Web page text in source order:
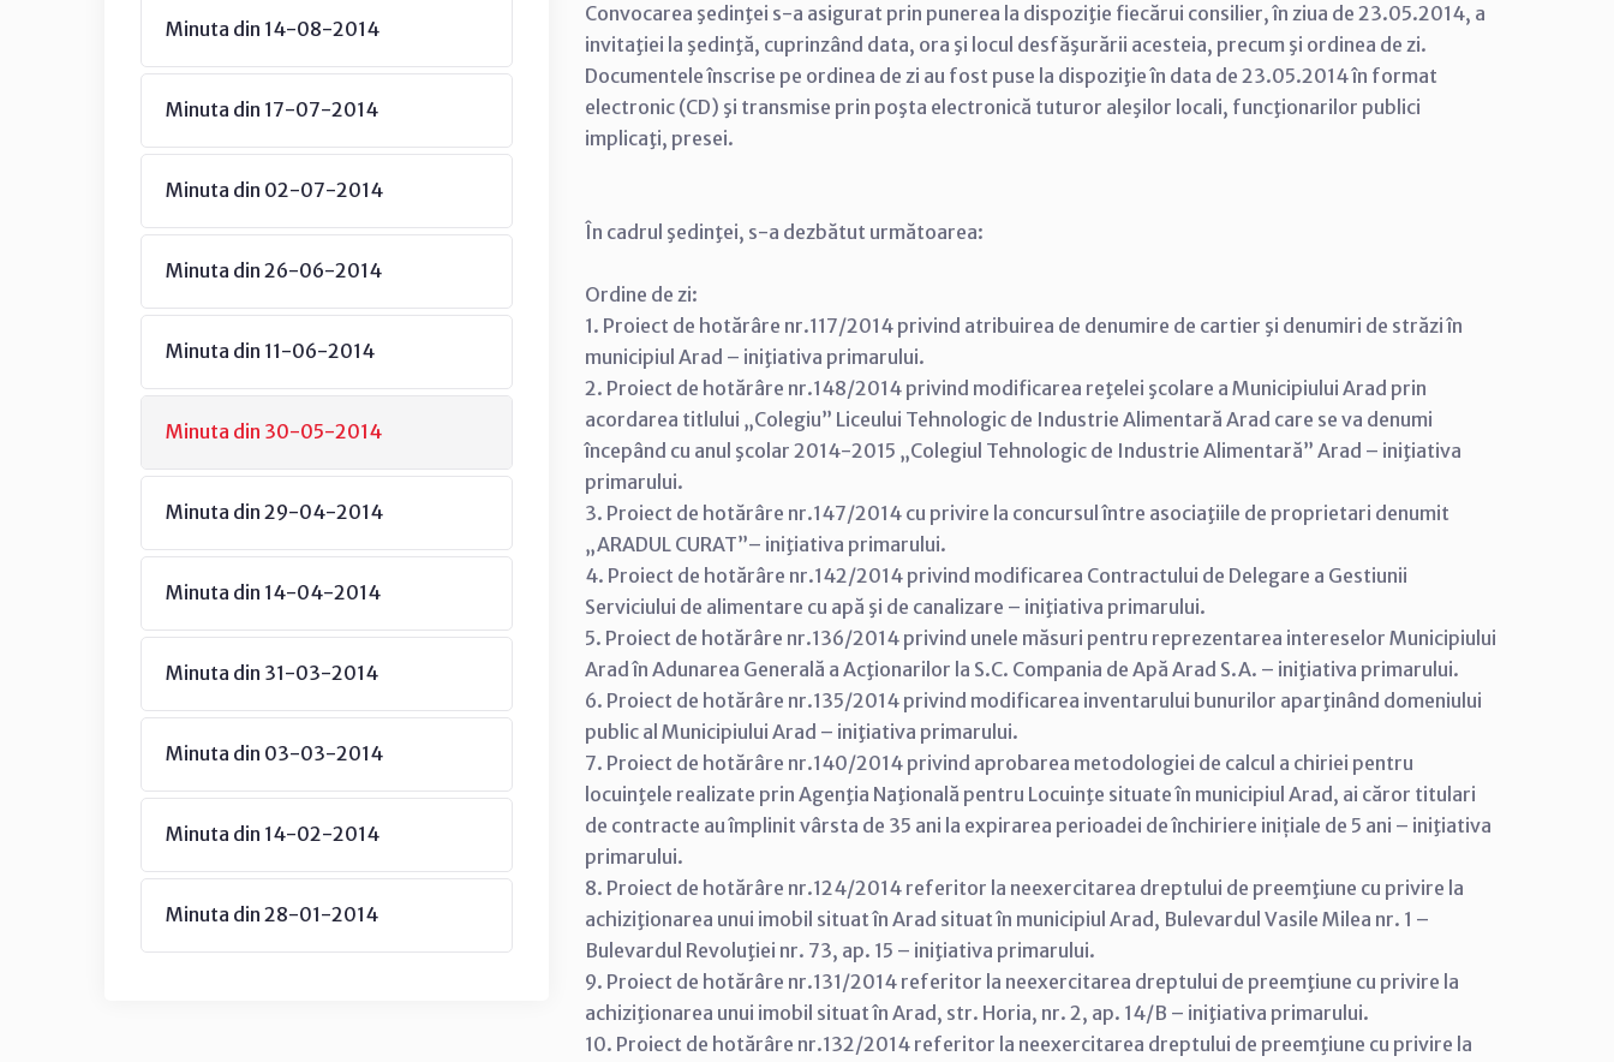
Minuta din 14-08-2014
Minuta din 17-07-2014
Minuta din 02-07-2014
Minuta din 26-06-2014
Minuta din 11-06-2014
Minuta din 30-05-2014
Minuta din 29-04-2014
Minuta din 14-04-2014
Minuta din 31-03-2014
Minuta din 03-03-2014
Minuta din 14-02-2014
Minuta din 28-01-2014
Convocarea şedinţei s-a asigurat prin punerea la dispoziţie fiecărui consilier, în ziua de 23.05.2014, a
invitaţiei la şedinţă, cuprinzând data, ora şi locul desfăşurării acesteia, precum şi ordinea de zi.
Documentele înscrise pe ordinea de zi au fost puse la dispoziţie în data de 23.05.2014 în format
electronic (CD) şi transmise prin poşta electronică tuturor aleşilor locali, funcţionarilor publici
implicaţi, presei.
În cadrul şedinţei, s-a dezbătut următoarea:
Ordine de zi:
1. Proiect de hotărâre nr.117/2014 privind atribuirea de denumire de cartier şi denumiri de străzi în
municipiul Arad – iniţiativa primarului.
2. Proiect de hotărâre nr.148/2014 privind modificarea reţelei şcolare a Municipiului Arad prin
acordarea titlului „Colegiu” Liceului Tehnologic de Industrie Alimentară Arad care se va denumi
începând cu anul şcolar 2014-2015 „Colegiul Tehnologic de Industrie Alimentară” Arad – iniţiativa
primarului.
3. Proiect de hotărâre nr.147/2014 cu privire la concursul între asociaţiile de proprietari denumit
„ARADUL CURAT”– iniţiativa primarului.
4. Proiect de hotărâre nr.142/2014 privind modificarea Contractului de Delegare a Gestiunii
Serviciului de alimentare cu apă şi de canalizare – iniţiativa primarului.
5. Proiect de hotărâre nr.136/2014 privind unele măsuri pentru reprezentarea intereselor Municipiului
Arad în Adunarea Generală a Acţionarilor la S.C. Compania de Apă Arad S.A. – iniţiativa primarului.
6. Proiect de hotărâre nr.135/2014 privind modificarea inventarului bunurilor aparţinând domeniului
public al Municipiului Arad – iniţiativa primarului.
7. Proiect de hotărâre nr.140/2014 privind aprobarea metodologiei de calcul a chiriei pentru
locuinţele realizate prin Agenţia Naţională pentru Locuinţe situate în municipiul Arad, ai căror titulari
de contracte au împlinit vârsta de 35 ani la expirarea perioadei de închiriere inițiale de 5 ani – iniţiativa
primarului.
8. Proiect de hotărâre nr.124/2014 referitor la neexercitarea dreptului de preemţiune cu privire la
achiziţionarea unui imobil situat în Arad situat în municipiul Arad, Bulevardul Vasile Milea nr. 1 –
Bulevardul Revoluţiei nr. 73, ap. 15 – iniţiativa primarului.
9. Proiect de hotărâre nr.131/2014 referitor la neexercitarea dreptului de preemţiune cu privire la
achiziţionarea unui imobil situat în Arad, str. Horia, nr. 2, ap. 14/B – iniţiativa primarului.
10. Proiect de hotărâre nr.132/2014 referitor la neexercitarea dreptului de preemţiune cu privire la